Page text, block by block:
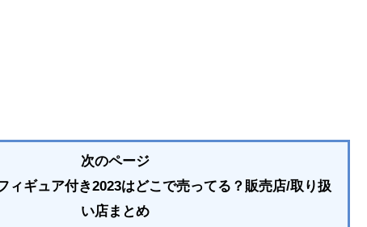
次のページ
ィギュア付き2023はどこで売ってる？販売店/取り扱
い店まとめ